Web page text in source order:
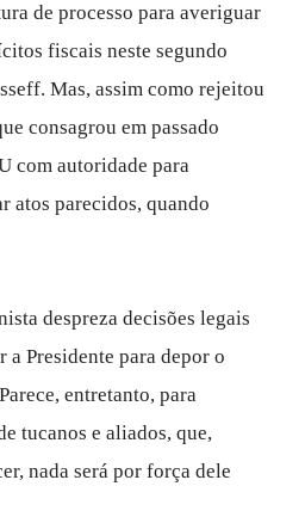
de processo para averiguar
fiscais neste segundo
Mas, assim como rejeitou
consagrou em passado
com autoridade para
atos parecidos, quando
despreza decisões legais
Presidente para depor o
entretanto, para
tucanos e aliados, que,
nada será por força dele